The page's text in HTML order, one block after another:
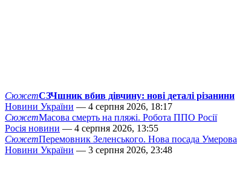
СюжетСЗЧшник вбив дівчину: нові деталі різанини
Новини України — 4 серпня 2026, 18:17
СюжетМасова смерть на пляжі. Робота ППО Росії
Росія новини — 4 серпня 2026, 13:55
СюжетПеремовник Зеленського. Нова посада Умерова
Новини України — 3 серпня 2026, 23:48